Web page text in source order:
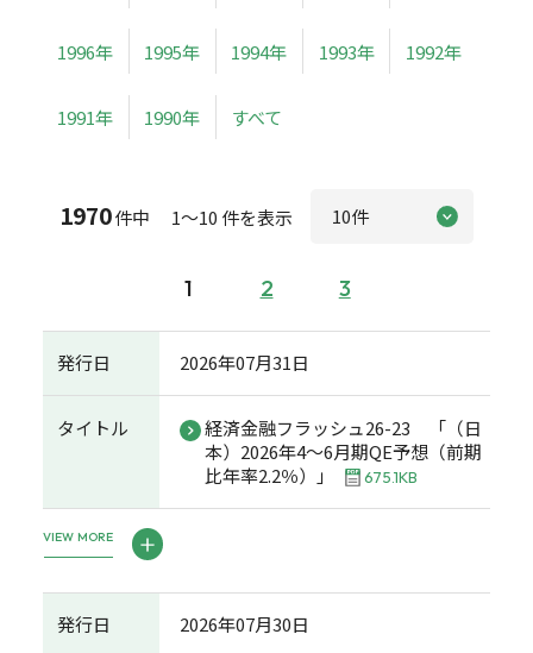
1996年 1995年 1994年 1993年 1992年
1991年 1990年 すべて
1970件中 1～10 件を表示
1 2 3
発行日 2026年07月31日
タイトル
経済金融フラッシュ26-23 「（日
本）2026年4～6月期QE予想（前期
比年率2.2％）」
675.1KB
VIEW MORE
発行日 2026年07月30日